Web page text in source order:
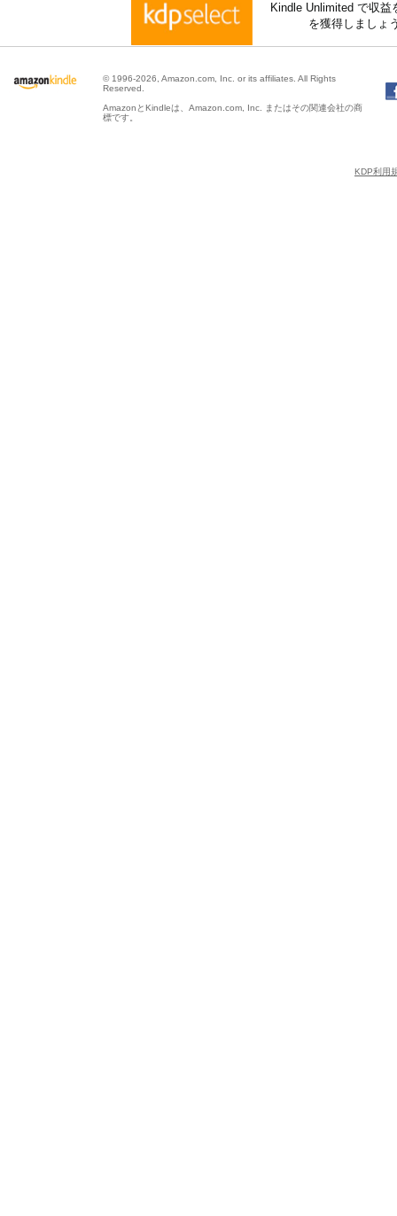
Kindle Unlimited で収
を獲得しましょ
© 1996-2026, Amazon.com, Inc. or its affiliates. All Rights
Reserved.
AmazonとKindleは、Amazon.com, Inc. またはその関連会社の商
標です。
KDP利用